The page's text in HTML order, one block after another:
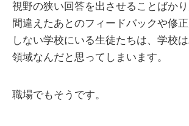
視野の狭い回答を出させることばかり
間違えたあとのフィードバックや修
しない学校にいる生徒たちは、学校
領域なんだと思ってしまいます。
職場でもそうです。